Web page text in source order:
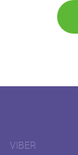
VIBER